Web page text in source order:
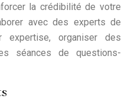
la crédibilité de votre
avec des experts de
expertise, organiser des
séances de questions-